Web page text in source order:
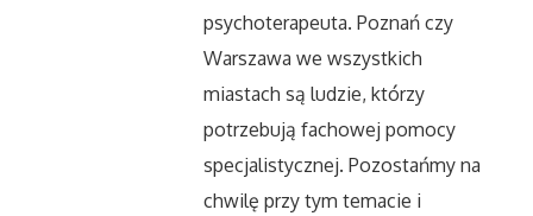
Inne Usługi
Noclegi
Hotele i Noclegi
psychoterapeuta. Poznań czy
Warszawa we wszystkich
miastach są ludzie, którzy
potrzebują fachowej pomocy
specjalistycznej. Pozostańmy na
chwilę przy tym temacie i